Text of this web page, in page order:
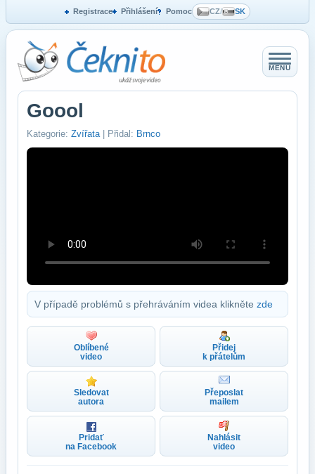
Registrace Přihlášení Pomoc CZ/ SK
MENU
Goool
Kategorie: Zvířata | Přidal: Brnco
V případě problémů s přehráváním videa klikněte zde
Oblíbené
video
Přidej
k přátelům
Sledovat
autora
Přeposlat
mailem
Pridať
na Facebook
Nahlásit
video